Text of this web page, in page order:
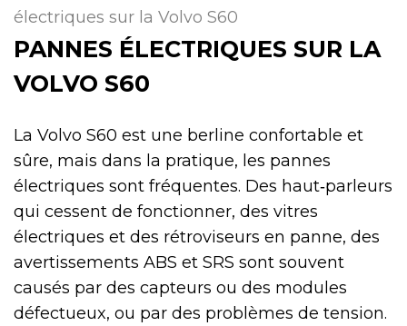
électriques sur la Volvo S60
PANNES ÉLECTRIQUES SUR LA
VOLVO S60
La Volvo S60 est une berline confortable et
sûre, mais dans la pratique, les pannes
électriques sont fréquentes. Des haut‑parleurs
qui cessent de fonctionner, des vitres
électriques et des rétroviseurs en panne, des
avertissements ABS et SRS sont souvent
causés par des capteurs ou des modules
défectueux, ou par des problèmes de tension.